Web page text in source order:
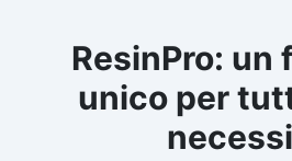
ResinPro: un
unico per